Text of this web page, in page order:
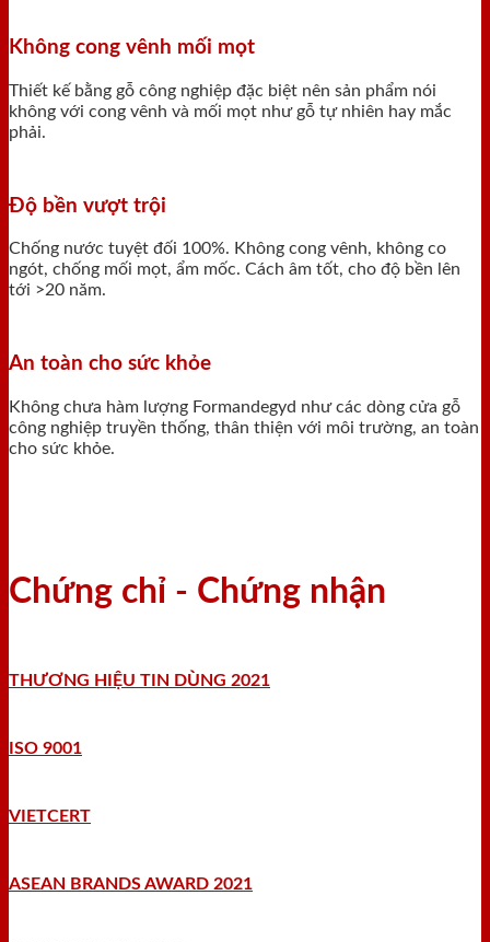
Không cong vênh mối mọt
Thiết kế bằng gỗ công nghiệp đặc biệt nên sản phẩm nói
không với cong vênh và mối mọt như gỗ tự nhiên hay mắc
phải.
Độ bền vượt trội
Chống nước tuyệt đối 100%. Không cong vênh, không co
ngót, chống mối mọt, ẩm mốc. Cách âm tốt, cho độ bền lên
tới >20 năm.
An toàn cho sức khỏe
Không chưa hàm lượng Formandegyd như các dòng cửa gỗ
công nghiệp truyền thống, thân thiện với môi trường, an toàn
cho sức khỏe.
Chứng chỉ - Chứng nhận
THƯƠNG HIỆU TIN DÙNG 2021
ISO 9001
VIETCERT
ASEAN BRANDS AWARD 2021